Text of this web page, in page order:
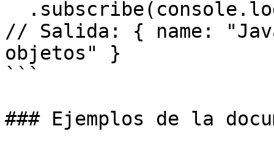
// Salida: { name:
objetos" }
```
### Ejemplos de la